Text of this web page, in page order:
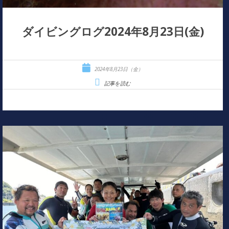
ダイビングログ2024年8月23日(金)
2024年8月23日（金）
記事を読む